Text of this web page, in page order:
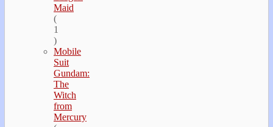
Maid
(
1
)
Mobile
Suit
Gundam:
The
Witch
from
Mercury